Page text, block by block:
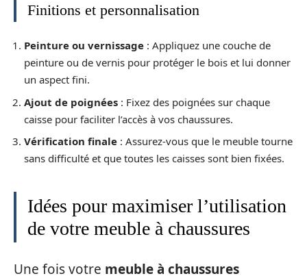
Finitions et personnalisation
Peinture ou vernissage : Appliquez une couche de
peinture ou de vernis pour protéger le bois et lui donner
un aspect fini.
Ajout de poignées : Fixez des poignées sur chaque
caisse pour faciliter l’accès à vos chaussures.
Vérification finale : Assurez-vous que le meuble tourne
sans difficulté et que toutes les caisses sont bien fixées.
Idées pour maximiser l’utilisation
de votre meuble à chaussures
Une fois votre meuble à chaussures